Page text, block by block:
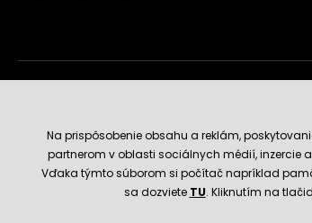
Na prispôsobenie obsahu a reklám,
partnerom v oblasti sociálnych médií, inzercie
Vďaka týmto súborom si počítač napríklad
sa dozviete TU. Kliknutím na